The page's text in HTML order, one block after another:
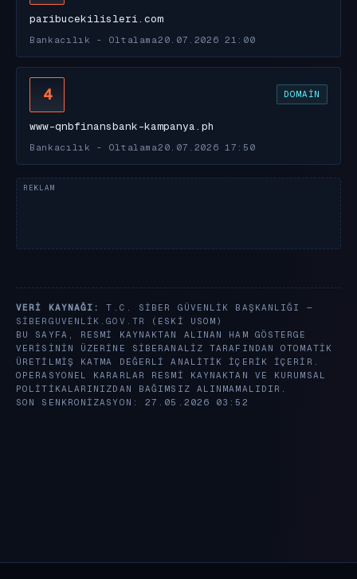
paribucekilisleri.com
Bankacılık - Oltalama20.07.2026 21:00
4 DOMAIN
www-qnbfinansbank-kampanya.ph
Bankacılık - Oltalama20.07.2026 17:50
VERI KAYNAĞI:
T.C. SIBER GÜVENLIK BAŞKANLIĞI —
SIBERGUVENLIK.GOV.TR
(ESKI USOM)
BU SAYFA, RESMI KAYNAKTAN ALINAN HAM GÖSTERGE
VERISININ ÜZERINE SIBERANALIZ TARAFINDAN OTOMATIK
ÜRETILMIŞ KATMA DEĞERLI ANALITIK IÇERIK IÇERIR.
OPERASYONEL KARARLAR RESMI KAYNAKTAN VE KURUMSAL
POLITIKALARINIZDAN BAĞIMSIZ ALINMAMALIDIR.
SON SENKRONIZASYON: 27.05.2026 03:52